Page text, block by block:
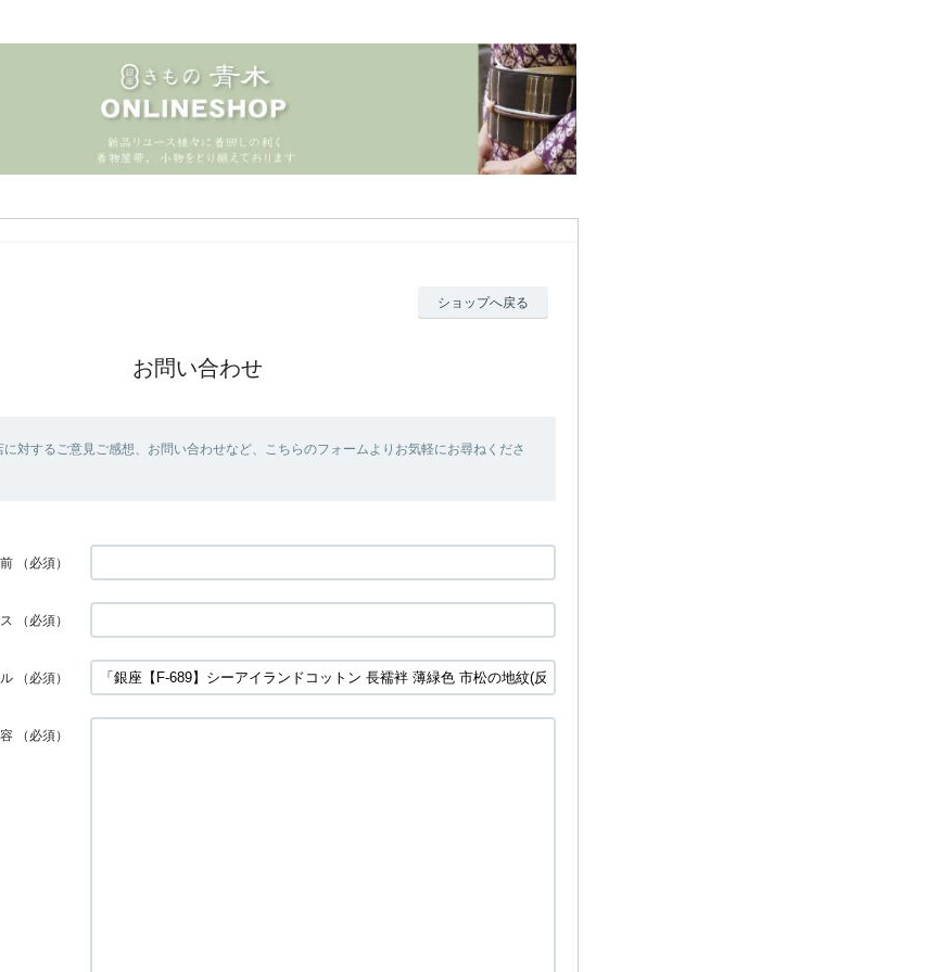
ショップへ戻る
お問い合わせ
対するご意見ご感想、お問い合わせなど、こちらのフォームよりお気軽にお尋ねくださ
（必須）
（必須）
（必須）
（必須）